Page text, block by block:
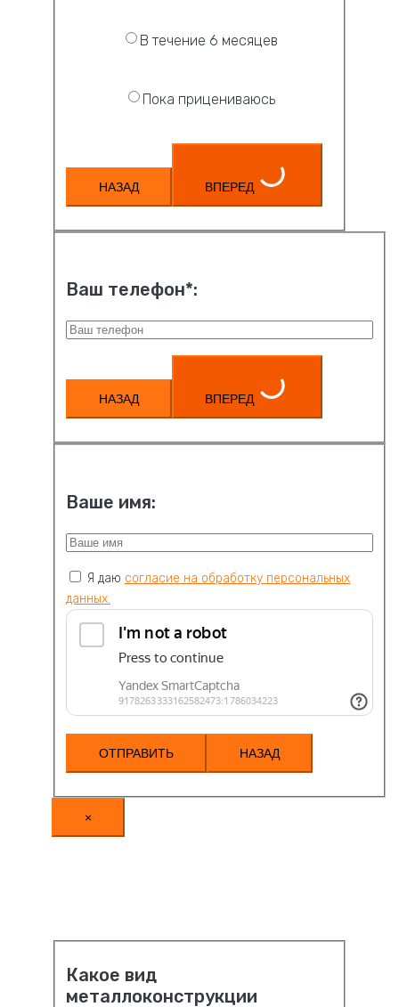
В течение 6 месяцев
Пока прицениваюсь
НАЗАД ВПЕРЕД
Ваш телефон*:
НАЗАД ВПЕРЕД
Ваше имя:
Я даю согласие на обработку персональных
данных.
НАЗАД
×
Какое вид
металлоконструкции